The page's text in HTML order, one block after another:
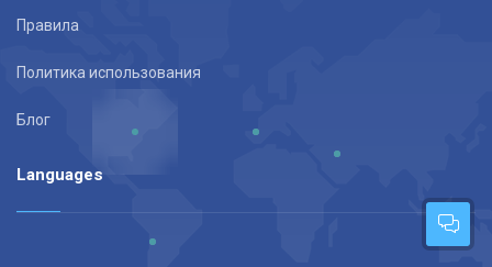
Правила
Политика использования
Блог
Languages